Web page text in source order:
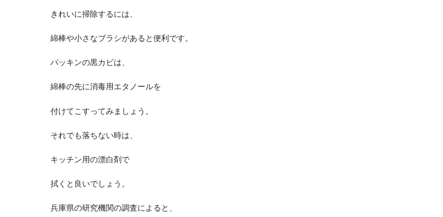
きれいに掃除するには、
綿棒や小さなブラシがあると便利です。
パッキンの黒カビは、
綿棒の先に消毒用エタノールを
付けてこすってみましょう。
それでも落ちない時は、
キッチン用の漂白剤で
拭くと良いでしょう。
兵庫県の研究機関の調査によると、